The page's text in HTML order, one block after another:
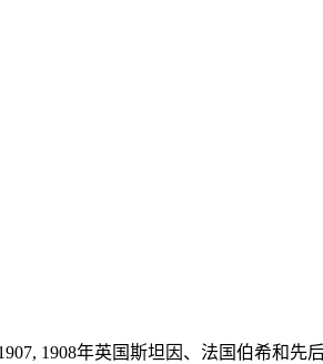
1908年英国斯坦因、法国伯希和